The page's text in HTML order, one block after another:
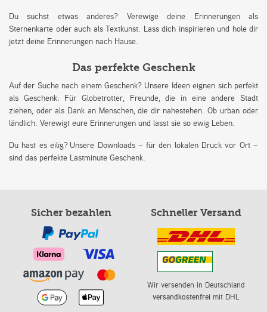
Du suchst etwas anderes? Verewige deine Erinnerungen als
Sternenkarte oder auch als Textkunst. Lass dich inspirieren und hole dir
jetzt deine Erinnerungen nach Hause.
Das perfekte Geschenk
Auf der Suche nach einem Geschenk? Unsere Ideen eignen sich perfekt
als Geschenk: Für Globetrotter, Freunde, die in eine andere Stadt
ziehen, oder als Dank an Menschen, die dir nahestehen. Ob urban oder
ländlich. Verewigt eure Erinnerungen und lasst sie so ewig Leben.
Du hast es eilig? Unsere Downloads – für den lokalen Druck vor Ort –
sind das perfekte Lastminute Geschenk.
Sicher bezahlen Schneller Versand
Wir versenden in Deutschland
versandkostenfreimit DHL